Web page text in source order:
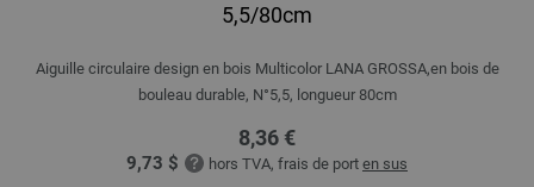
5,5/80cm
Aiguille circulaire design en bois Multicolor LANA GROSSA,en bois de
bouleau durable, N°5,5, longueur 80cm
8,36 €
9,73 $ hors TVA, frais de port en sus